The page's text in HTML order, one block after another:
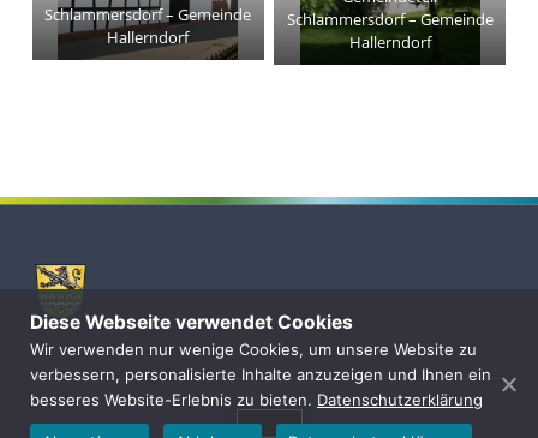
Schlammersdorf – Gemeinde
Hallerndorf
Schlammersdorf – Gemeinde
Hallerndorf
Skip back to main navigation
Diese Webseite verwendet Cookies
Wir verwenden nur wenige Cookies, um unsere Website zu
verbessern, personalisierte Inhalte anzuzeigen und Ihnen ein
besseres Website-Erlebnis zu bieten. Datenschutzerklärung